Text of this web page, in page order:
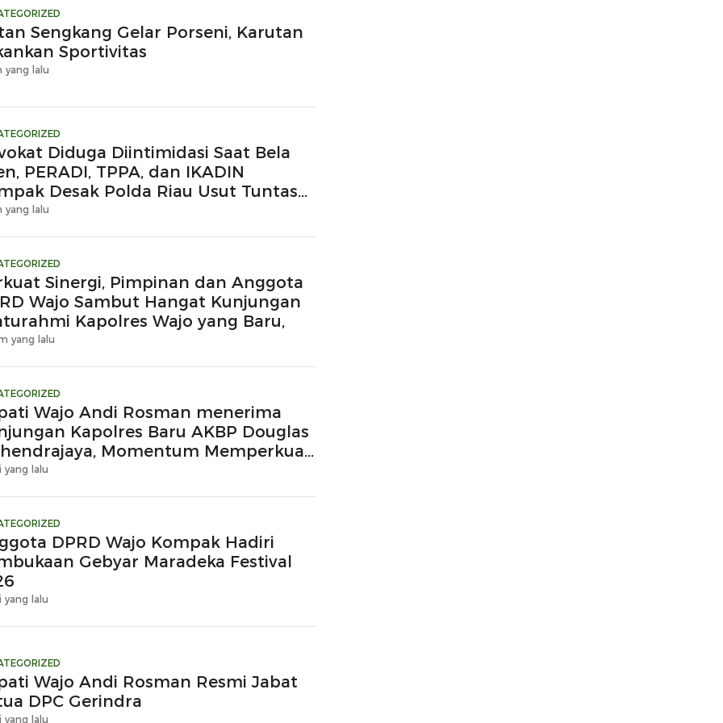
Sengkang Gelar Porseni, Karutan
Sportivitas
yang lalu
Diduga Diintimidasi Saat Bela
PERADI, TPPA, dan IKADIN
Desak Polda Riau Usut Tuntas
Premanisme
yang lalu
Sinergi, Pimpinan dan Anggota
Wajo Sambut Hangat Kunjungan
Kapolres Wajo yang Baru,
yang lalu
Wajo Andi Rosman menerima
Kapolres Baru AKBP Douglas
Momentum Memperkuat
yang lalu
DPRD Wajo Kompak Hadiri
Gebyar Maradeka Festival
yang lalu
Wajo Andi Rosman Resmi Jabat
DPC Gerindra
yang lalu